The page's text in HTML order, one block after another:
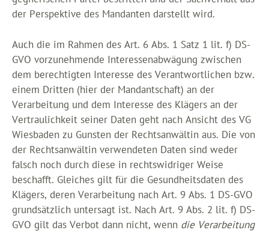
der Perspektive des Mandanten darstellt wird.
Auch die im Rahmen des Art. 6 Abs. 1 Satz 1 lit. f) DS-
GVO vorzunehmende Interessenabwägung zwischen
dem berechtigten Interesse des Verantwortlichen bzw.
einem Dritten (hier der Mandantschaft) an der
Verarbeitung und dem Interesse des Klägers an der
Vertraulichkeit seiner Daten geht nach Ansicht des VG
Wiesbaden zu Gunsten der Rechtsanwältin aus. Die von
der Rechtsanwältin verwendeten Daten sind weder
falsch noch durch diese in rechtswidriger Weise
beschafft. Gleiches gilt für die Gesundheitsdaten des
Klägers, deren Verarbeitung nach Art. 9 Abs. 1 DS-GVO
grundsätzlich untersagt ist. Nach Art. 9 Abs. 2 lit. f) DS-
GVO gilt das Verbot dann nicht, wenn die Verarbeitung